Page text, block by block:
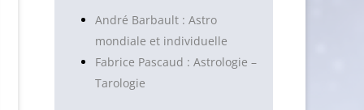
André Barbault : Astro
mondiale et individuelle
Fabrice Pascaud : Astrologie –
Tarologie